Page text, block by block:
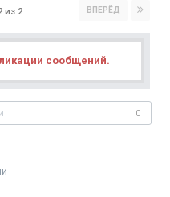
ВПЕРЁД
из 2
сообщений.
0